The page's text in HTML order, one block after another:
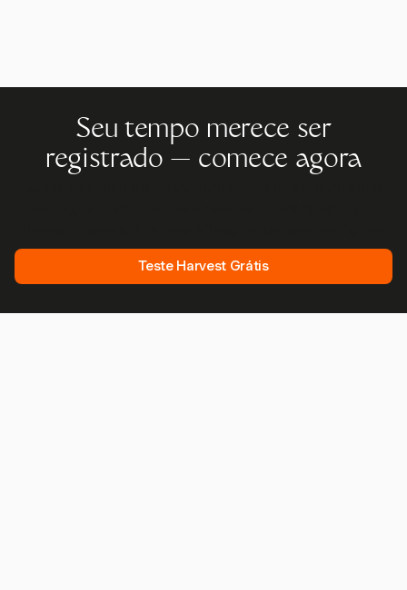
Seu tempo merece ser
registrado — comece agora
Teste Harvest Grátis